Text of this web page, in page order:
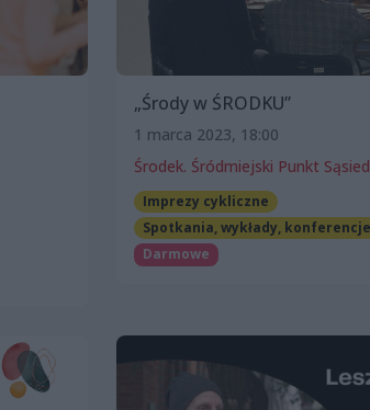
„Środy w ŚRODKU”
1 marca 2023, 18:00
Środek. Śródmiejski Punkt
Imprezy cykliczne
Spotkania, wykłady, konferencje
Darmowe